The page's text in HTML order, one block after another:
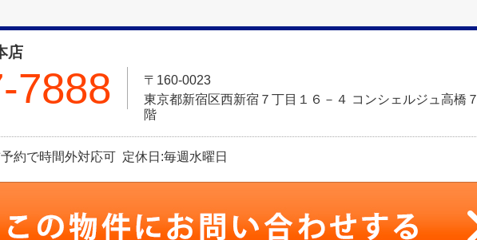
店
7888
〒160-0023
東京都新宿区西新宿７丁目１６－４ コンシェルジュ高橋７
階
約で時間外対応可 定休日:毎週水曜日